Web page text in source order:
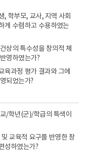
, 학부모, 교사, 지역 사회
게 수렴하고 수용하였는
상의 특수성을 창의적 체
영하였는가?
육과정 평가 결과와 그에
되었는가?
/학년(군)/학급의 특색이
교육적 요구를 반영한 창
성하였는가?